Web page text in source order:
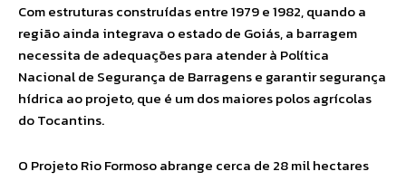
Com estruturas construídas entre 1979 e 1982, quando a
região ainda integrava o estado de Goiás, a barragem
necessita de adequações para atender à Política
Nacional de Segurança de Barragens e garantir segurança
hídrica ao projeto, que é um dos maiores polos agrícolas
do Tocantins.
O Projeto Rio Formoso abrange cerca de 28 mil hectares